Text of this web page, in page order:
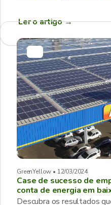
Ler o artigo→
GreenYellow • 12/03/2024
Case de sucesso de
conta de energia em
Descubra os resultados